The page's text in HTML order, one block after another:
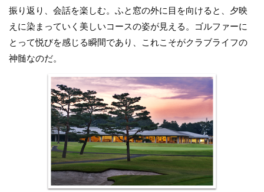
振り返り、会話を楽しむ。ふと窓の外に目を向けると、夕映
えに染まっていく美しいコースの姿が見える。ゴルファーに
とって悦びを感じる瞬間であり、これこそがクラブライフの
神髄なのだ。